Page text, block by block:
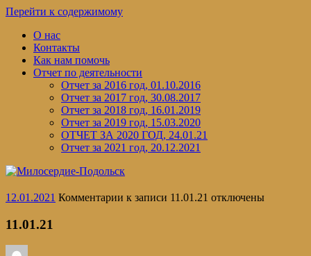
Перейти к содержимому
О нас
Контакты
Как нам помочь
Отчет по деятельности
Отчет за 2016 год, 01.10.2016
Отчет за 2017 год, 30.08.2017
Отчет за 2018 год, 16.01.2019
Отчет за 2019 год, 15.03.2020
ОТЧЕТ ЗА 2020 ГОД, 24.01.21
Отчет за 2021 год, 20.12.2021
12.01.2021 Комментарии к записи 11.01.21 отключены
11.01.21